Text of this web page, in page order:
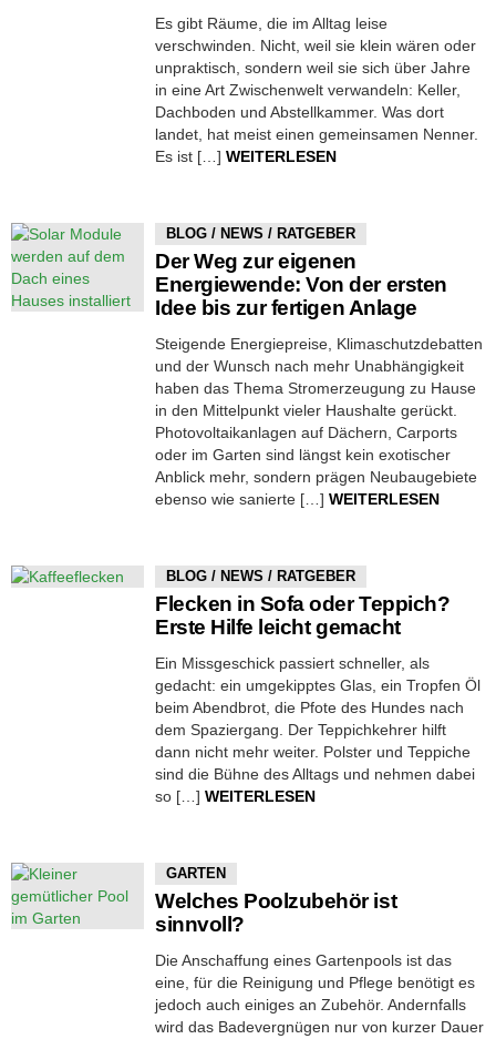
Es gibt Räume, die im Alltag leise
verschwinden. Nicht, weil sie klein wären oder
unpraktisch, sondern weil sie sich über Jahre
in eine Art Zwischenwelt verwandeln: Keller,
Dachboden und Abstellkammer. Was dort
landet, hat meist einen gemeinsamen Nenner.
Es ist […] WEITERLESEN
BLOG / NEWS / RATGEBER
Der Weg zur eigenen
Energiewende: Von der ersten
Idee bis zur fertigen Anlage
Steigende Energiepreise, Klimaschutzdebatten
und der Wunsch nach mehr Unabhängigkeit
haben das Thema Stromerzeugung zu Hause
in den Mittelpunkt vieler Haushalte gerückt.
Photovoltaikanlagen auf Dächern, Carports
oder im Garten sind längst kein exotischer
Anblick mehr, sondern prägen Neubaugebiete
ebenso wie sanierte […] WEITERLESEN
BLOG / NEWS / RATGEBER
Flecken in Sofa oder Teppich?
Erste Hilfe leicht gemacht
Ein Missgeschick passiert schneller, als
gedacht: ein umgekipptes Glas, ein Tropfen Öl
beim Abendbrot, die Pfote des Hundes nach
dem Spaziergang. Der Teppichkehrer hilft
dann nicht mehr weiter. Polster und Teppiche
sind die Bühne des Alltags und nehmen dabei
so […] WEITERLESEN
GARTEN
Welches Poolzubehör ist
sinnvoll?
Die Anschaffung eines Gartenpools ist das
eine, für die Reinigung und Pflege benötigt es
jedoch auch einiges an Zubehör. Andernfalls
wird das Badevergnügen nur von kurzer Dauer